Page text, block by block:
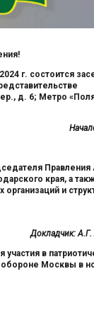
г. состоится
д. 6; Метро
Правления
края, а
и
Докладчик:
в
обороне Москвы в